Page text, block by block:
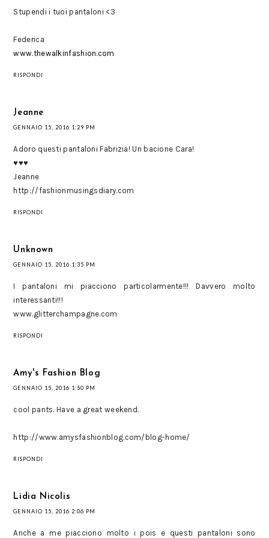
Stupendi i tuoi pantaloni <3
Federica
www.thewalkinfashion.com
RISPONDI
Jeanne
GENNAIO 15, 2016 1:29 PM
Adoro questi pantaloni Fabrizia! Un bacione Cara!
♥♥♥
Jeanne
http://fashionmusingsdiary.com
RISPONDI
Unknown
GENNAIO 15, 2016 1:35 PM
I pantaloni mi piacciono particolarmente!!! Davvero molto
interessanti!!!
www.glitterchampagne.com
RISPONDI
Amy's Fashion Blog
GENNAIO 15, 2016 1:50 PM
cool pants. Have a great weekend.
http://www.amysfashionblog.com/blog-home/
RISPONDI
Lidia Nicolis
GENNAIO 15, 2016 2:06 PM
Anche a me piacciono molto i pois e questi pantaloni sono